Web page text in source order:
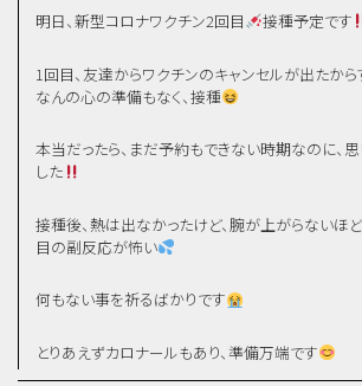
明日、新型コロナワクチン2回目 接種予定です
1回目、友達からワクチンのキャンセルが出たか
なんの心の準備もなく、接種
本当だったら、まだ予約もできない時期なのに、
した
接種後、熱は出なかったけど、腕が上がらないほ
目の副反応が怖い
何もない事を祈るばかりです
とりあえずカロナールもあり、準備万端です